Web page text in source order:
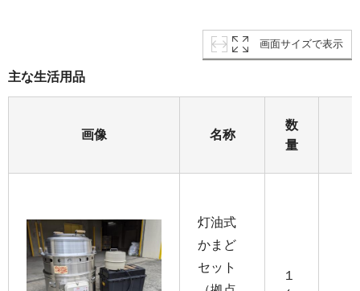
画面サイズで表示
主な生活用品
画像 名称
数
量
灯油式
かまど
セット
１